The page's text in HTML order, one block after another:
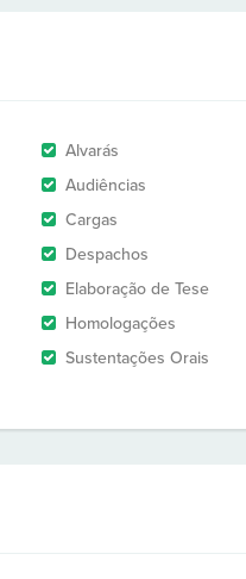
Alvarás
Audiências
Cargas
Despachos
Elaboração de Tese
Homologações
Sustentações Orais